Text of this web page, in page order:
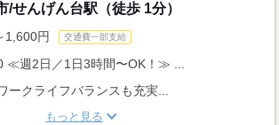
/せんげん台駅（徒歩 1分）
1,600円 交通費一部支給
≪週2日／1日3時間〜OK！≫ ...
ークライフバランスも充実...
もっと見る